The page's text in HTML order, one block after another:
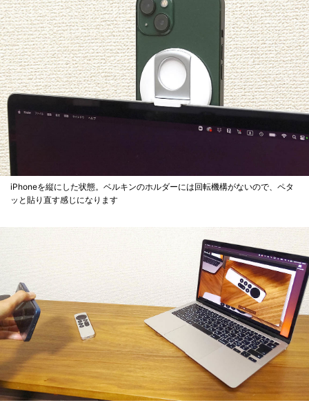
iPhoneを縦にした状態。ベルキンのホルダーには回転機構がないので、ペタ
ッと貼り直す感じになります